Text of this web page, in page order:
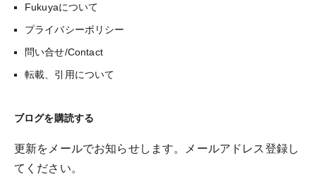
Fukuyaについて
プライバシーポリシー
問い合せ/Contact
転載、引用について
ブログを購読する
更新をメールでお知らせします。メールアドレス登録し
てください。